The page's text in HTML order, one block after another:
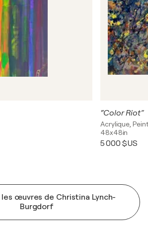
“Color Riot”
Acrylique,
48x48in
5 000 $US
œuvres de Christina Lynch-
Burgdorf